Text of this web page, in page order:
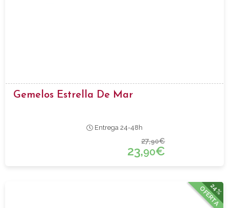
Gemelos Estrella De Mar
Entrega 24-48h
27,90€
23,90€
24%
OFERTA